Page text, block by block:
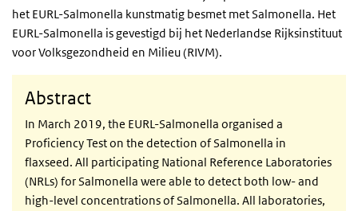
het EURL-Salmonella kunstmatig besmet met Salmonella. Het
EURL-Salmonella is gevestigd bij het Nederlandse Rijksinstituut
voor Volksgezondheid en Milieu (RIVM).
Abstract
In March 2019, the EURL-Salmonella organised a
Proficiency Test on the detection of Salmonella in
flaxseed. All participating National Reference Laboratories
(NRLs) for Salmonella were able to detect both low- and
high-level concentrations of Salmonella. All laboratories,